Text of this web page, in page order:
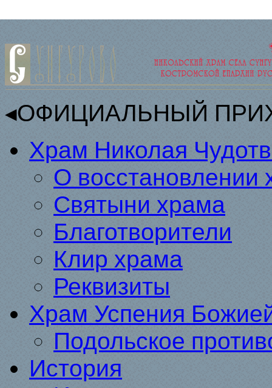
◂ОФИЦИАЛЬНЫЙ
Храм Николая
О восстановлении
Святыни храма
Благотворители
Клир храма
Реквизиты
Храм Успения
Подольское
История